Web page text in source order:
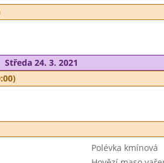
Středa 24. 3. 2021
Polévka kmínová